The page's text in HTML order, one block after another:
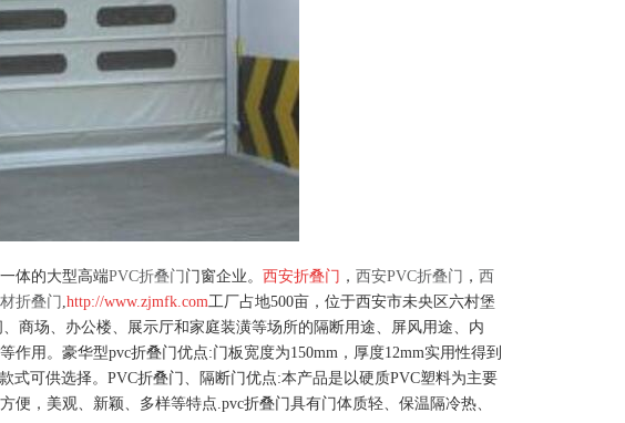
体的大型高端PVC折叠门 门窗企业。 西安折叠门 ， 西安PVC折叠门 ， 西
折叠门 http://www.zjmfk.com工厂占地500亩，位于西安市未央区六村堡
商场、办公楼、展示厅和家庭装潢等场所的隔断用途、屏风用途、内
用。豪华型pvc折叠门优点:门板宽度为150mm，厚度12mm实用性得到
式可供选择。PVC折叠门、隔断门优点:本产品是以硬质PVC塑料为主要
，美观、新颖、多样等特点.pvc折叠门具有门体质轻、保温隔冷热、